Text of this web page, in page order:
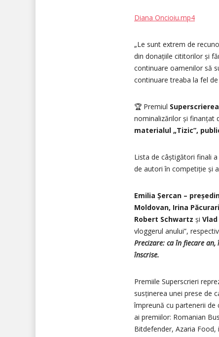
Diana Oncioiu.mp4
„Le sunt extrem de
din donațiile cititorilor și
continuare oamenilor să
continuare treaba la fel de
🏆 Premiul
nominalizărilor și finanțat
materialul „Tizic”,
Lista de câștigători finali
de autori în competiție și
Emilia Șercan –
Moldovan, Irina
Robert Schwartz și
vloggerul anului”,
Precizare: ca în fiecare
înscrise.
Premiile Superscrieri
susținerea unei prese de
împreună cu partenerii de
ai premiilor: Romanian
Bitdefender, Azaria Food,